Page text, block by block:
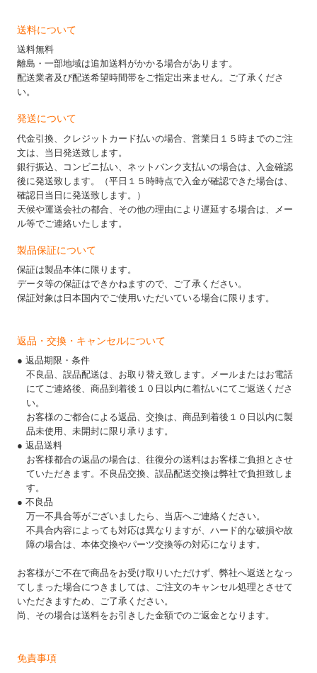
送料について
送料無料
離島・一部地域は追加送料がかかる場合があります。
配送業者及び配送希望時間帯をご指定出来ません。ご了承くださ
い。
発送について
代金引換、クレジットカード払いの場合、営業日１５時までのご注
文は、当日発送致します。
銀行振込、コンビニ払い、ネットバンク支払いの場合は、入金確認
後に発送致します。（平日１５時時点で入金が確認できた場合は、
確認日当日に発送致します。）
天候や運送会社の都合、その他の理由により遅延する場合は、メー
ル等でご連絡いたします。
製品保証について
保証は製品本体に限ります。
データ等の保証はできかねますので、ご了承ください。
保証対象は日本国内でご使用いただいている場合に限ります。
返品・交換・キャンセルについて
● 返品期限・条件
不良品、誤品配送は、お取り替え致します。メールまたはお電話
にてご連絡後、商品到着後１０日以内に着払いにてご返送くださ
い。
お客様のご都合による返品、交換は、商品到着後１０日以内に製
品未使用、未開封に限り承ります。
● 返品送料
お客様都合の返品の場合は、往復分の送料はお客様ご負担とさせ
ていただきます。不良品交換、誤品配送交換は弊社で負担致しま
す。
● 不良品
万一不具合等がございましたら、当店へご連絡ください。
不具合内容によっても対応は異なりますが、ハード的な破損や故
障の場合は、本体交換やパーツ交換等の対応になります。
お客様がご不在で商品をお受け取りいただけず、弊社へ返送となっ
てしまった場合につきましては、ご注文のキャンセル処理とさせて
いただきますため、ご了承ください。
尚、その場合は送料をお引きした金額でのご返金となります。
免責事項